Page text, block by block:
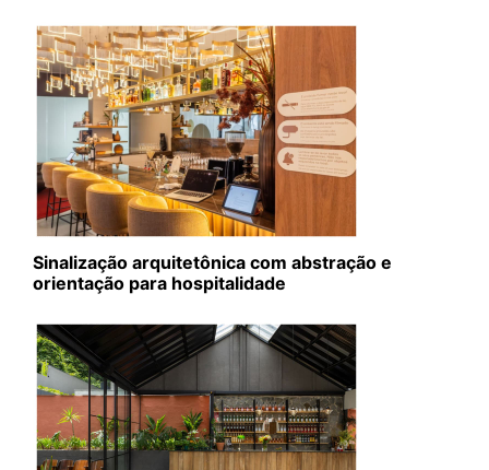
Sinalização arquitetônica com abstração e
orientação para hospitalidade